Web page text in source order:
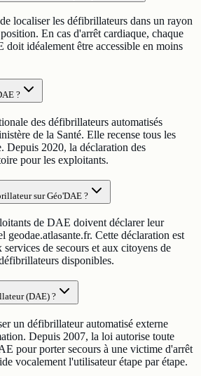
localiser les défibrillateurs dans un rayon
En cas d'arrêt cardiaque, chaque
idéalement être accessible en moins
?
des défibrillateurs automatisés
de la Santé. Elle recense tous les
Depuis 2020, la déclaration des
pour les exploitants.
sur Géo'DAE ?
de DAE doivent déclarer leur
geodae.atlasante.fr. Cette déclaration est
de secours et aux citoyens de
disponibles.
(DAE) ?
un défibrillateur automatisé externe
Depuis 2007, la loi autorise toute
pour porter secours à une victime d'arrêt
vocalement l'utilisateur étape par étape.